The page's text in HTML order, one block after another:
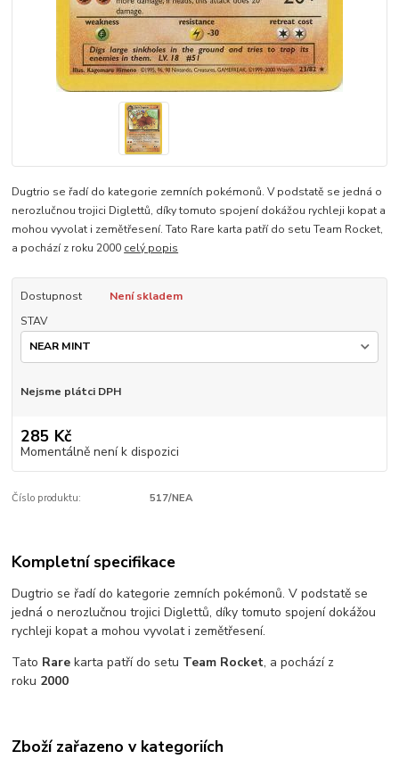
Dugtrio se řadí do kategorie zemních pokémonů. V podstatě se jedná o
nerozlučnou trojici Diglettů, díky tomuto spojení dokážou rychleji kopat a
mohou vyvolat i zemětřesení. Tato Rare karta patří do setu Team Rocket,
a pochází z roku 2000 celý popis
Dostupnost
Není skladem
STAV
Nejsme plátci DPH
285 Kč
Momentálně není k dispozici
Číslo produktu: 517/NEA
Kompletní specifikace
Dugtrio se řadí do kategorie zemních pokémonů. V podstatě se
jedná o nerozlučnou trojici Diglettů, díky tomuto spojení dokážou
rychleji kopat a mohou vyvolat i zemětřesení.
Tato Rare karta patří do setu Team Rocket, a pochází z
roku 2000
Zboží zařazeno v kategoriích